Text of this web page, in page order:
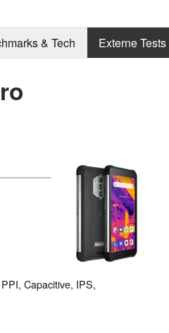
& Tech Externe Tests
Capacitive, IPS,